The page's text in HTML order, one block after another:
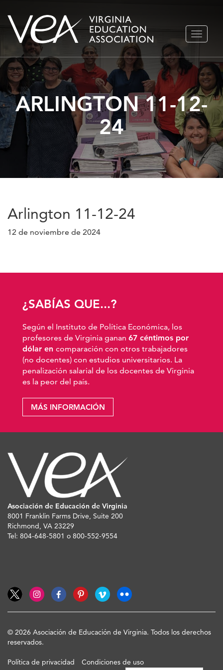
Ir
contenido
ARLINGTON 11-12-
24
Arlington 11-12-24
12 de noviembre de 2024
¿SABÍAS QUE...?
Según el Instituto de Política Económica, los
profesores de Virginia ganan 67 céntimos por
dólar en comparación con otros trabajadores
(no docentes) con estudios universitarios. La
penalización salarial de los docentes de Virginia
es la peor del país.
MÁS INFORMACIÓN
Asociación de Educación de Virginia
8001 Franklin Farms Drive, Suite 200
Richmond, VA 23229
Tel: 804-648-5801 o 800-552-9554
© 2026 Asociación de Educación de Virginia. Todos los derechos
reservados.
Política de privacidad Condiciones de uso